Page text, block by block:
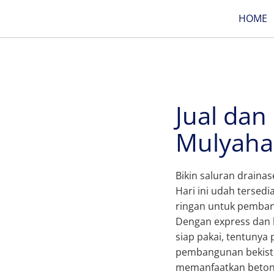
HOME
Jual
Bikin saluran
Hari ini udah
ringan untuk
Dengan express
siap pakai, tentunya
pembangunan
memanfaatkan